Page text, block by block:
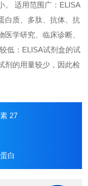
。 适用范围广：ELISA
白质、多肽、抗体、抗
学研究、临床诊断、
低：ELISA试剂盒的试
剂的用量较少，因此检
27
白